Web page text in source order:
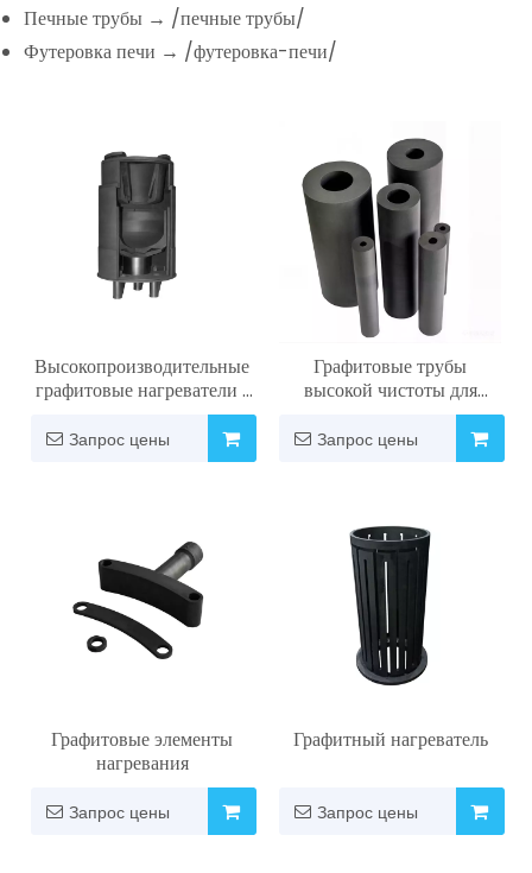
Печные трубы → /печные трубы/
Футеровка печи → /футеровка-печи/
Высокопроизводительные
графитовые нагреватели |
Разработан для вакуумных
печей и
полупроводниковых
Запрос цены
Графитовые трубы
высокой чистоты для
промышленных печей,
непрерывного литья и
теплообменников
Запрос цены
Графитовые элементы
нагревания
Запрос цены
Графитный нагреватель
Запрос цены